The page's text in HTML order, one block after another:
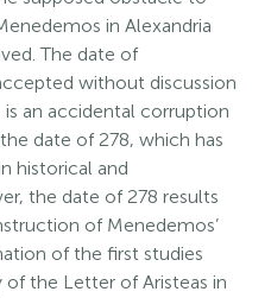
in Alexandria
The date of
without discussion
an accidental corruption
date of 278, which has
historical and
the date of 278 results
of Menedemos’
of the first studies
the Letter of Aristeas in